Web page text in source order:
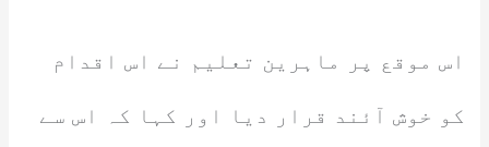
اس موقع پر ماہرین تعلیم نے اس اقدام
کو خوش آئند قرار دیا اور کہا کہ اس سے